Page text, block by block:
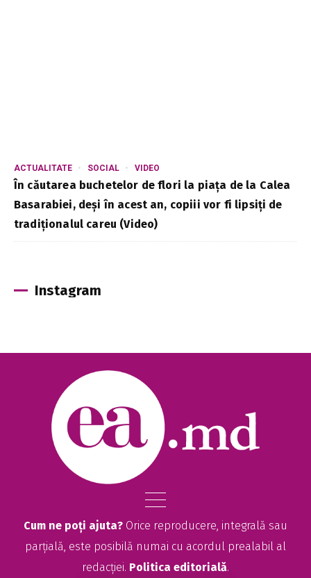
ACTUALITATE SOCIAL VIDEO
În căutarea buchetelor de flori la piața de la Calea
Basarabiei, deși în acest an, copiii vor fi lipsiți de
tradiționalul careu (Video)
Instagram
Cum ne poți ajuta? Orice reproducere, integrală sau
parțială, este posibilă numai cu acordul prealabil al
redacției. Politica editorială.